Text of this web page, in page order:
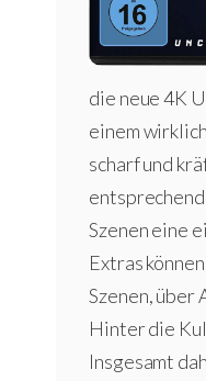
die neue 4K
einem
scharf und
Szenen eine
Extras
Szenen, über
Hinter die
Insgesamt